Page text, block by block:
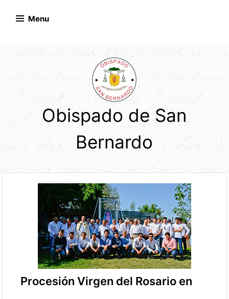
Menu
Obispado de San
Bernardo
Procesión Virgen del Rosario en